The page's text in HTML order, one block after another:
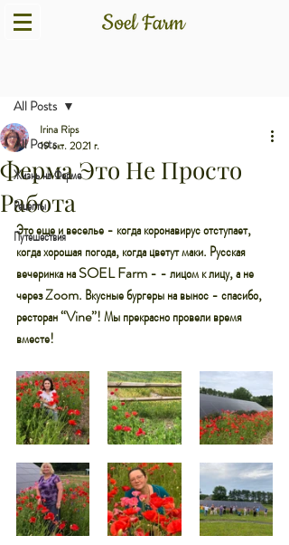
All Posts
Жизнь на Ферме
Рецепты
Путешествия
All Posts
Ферма Это Не Просто
Работа
Irina Rips
19 окт. 2021 г.
Это еще и веселье - когда коронавирус отступает,
когда хорошая погода, когда цветут маки. Русская
вечеринка на SOEL Farm - - лицом к лицу, а не
через Zoom. Вкусные бургеры на вынос - спасибо,
ресторан “Vine”! Мы прекрасно провели время
вместе!